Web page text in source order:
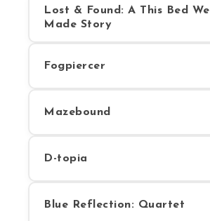
Lost & Found: A This Bed We
Made Story
Fogpiercer
Mazebound
D-topia
Blue Reflection: Quartet